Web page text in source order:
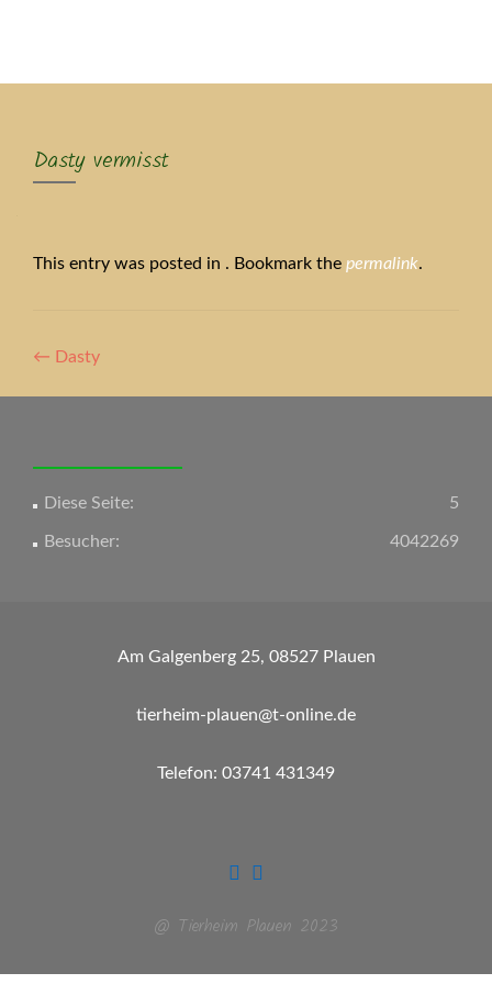
Dasty vermisst
This entry was posted in . Bookmark the permalink.
Artikel-
Navigation
← Dasty
5
Diese Seite:
4042269
Besucher:
Am Galgenberg 25, 08527 Plauen
tierheim-plauen@t-online.de
Telefon: 03741 431349
@ Tierheim Plauen 2023